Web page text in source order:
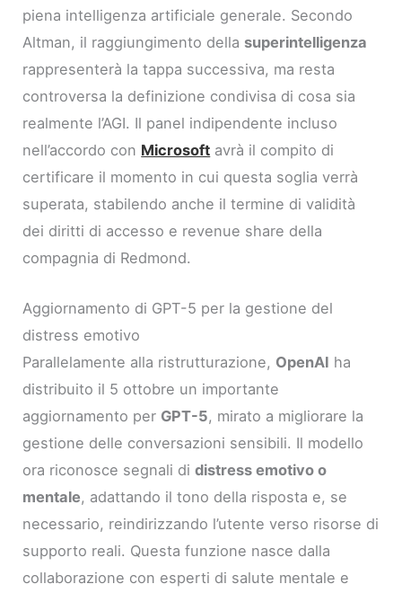
piena intelligenza artificiale generale. Secondo
Altman, il raggiungimento della superintelligenza
rappresenterà la tappa successiva, ma resta
controversa la definizione condivisa di cosa sia
realmente l’AGI. Il panel indipendente incluso
nell’accordo con Microsoft avrà il compito di
certificare il momento in cui questa soglia verrà
superata, stabilendo anche il termine di validità
dei diritti di accesso e revenue share della
compagnia di Redmond.
Aggiornamento di GPT-5 per la gestione del
distress emotivo
Parallelamente alla ristrutturazione, OpenAI ha
distribuito il 5 ottobre un importante
aggiornamento per GPT-5, mirato a migliorare la
gestione delle conversazioni sensibili. Il modello
ora riconosce segnali didistress emotivo o
mentale, adattando il tono della risposta e, se
necessario, reindirizzando l’utente verso risorse di
supporto reali. Questa funzione nasce dalla
collaborazione con esperti di salute mentale e